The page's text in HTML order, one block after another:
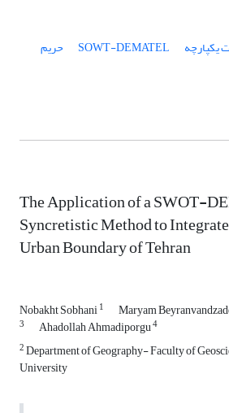
یکپارچه SOWT-DEMATEL حریم
The Application of a SWOT-
Syncretistic Method to
Urban Boundary of Tehran
Nobakht Sobhani1 Maryam
3 Ahadollah Ahmadiporgu4
2Department of Geography- Faculty of
University